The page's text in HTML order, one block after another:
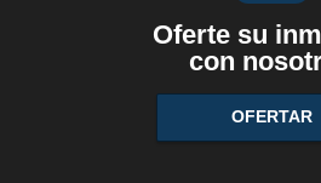
Oferte su
con
OFERTAR